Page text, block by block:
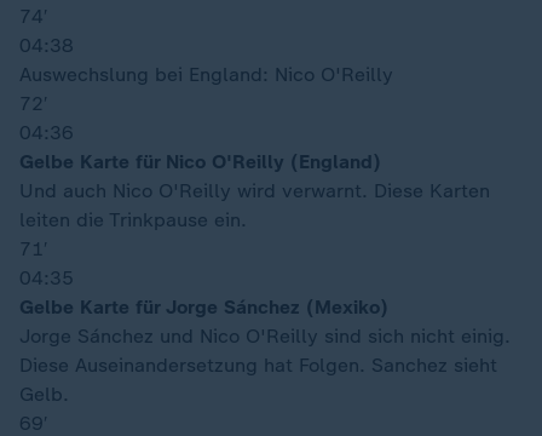
74′
04:38
Auswechslung bei England: Nico O'Reilly
72′
04:36
Gelbe Karte für Nico O'Reilly (England)
Und auch Nico O'Reilly wird verwarnt. Diese Karten
leiten die Trinkpause ein.
71′
04:35
Gelbe Karte für Jorge Sánchez (Mexiko)
Jorge Sánchez und Nico O'Reilly sind sich nicht einig.
Diese Auseinandersetzung hat Folgen. Sanchez sieht
Gelb.
69′